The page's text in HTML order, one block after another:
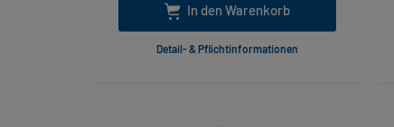
In den Warenkorb
Detail- & Pflichtinformationen